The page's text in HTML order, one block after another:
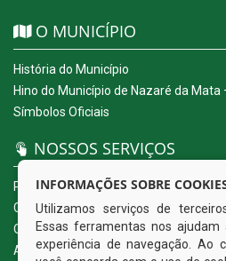
O MUNICÍPIO
História do Município
Hino do Município de Nazaré da Mata
Símbolos Oficiais
NOSSOS SERVIÇOS
Portal da Transparência
Carta de Serviços ao Usuário
Ouvidoria Eletrônica
Acesso a Informação (eSIC)
INFORMAÇÕES SOBRE
Utilizamos serviços de
Essas ferramentas nos
experiência de navegação. Ao